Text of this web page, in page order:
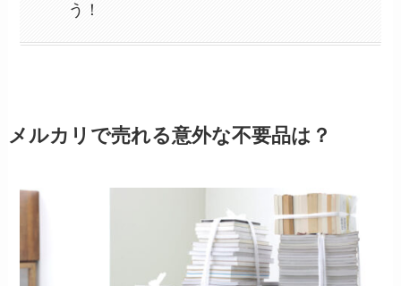
う！
メルカリで売れる意外な不要品は？